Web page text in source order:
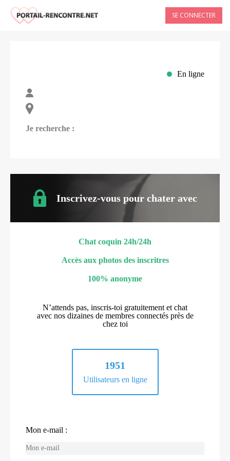
SE CONNECTER
En ligne
Je recherche :
Inscrivez-vous pour chater avec
Chat coquin 24h/24h
Accès aux photos des inscritres
100% anonyme
N’attends pas, inscris-toi gratuitement et chat
avec nos dizaines de membres connectés près de
chez toi
1951
Utilisateurs en ligne
Mon e-mail :